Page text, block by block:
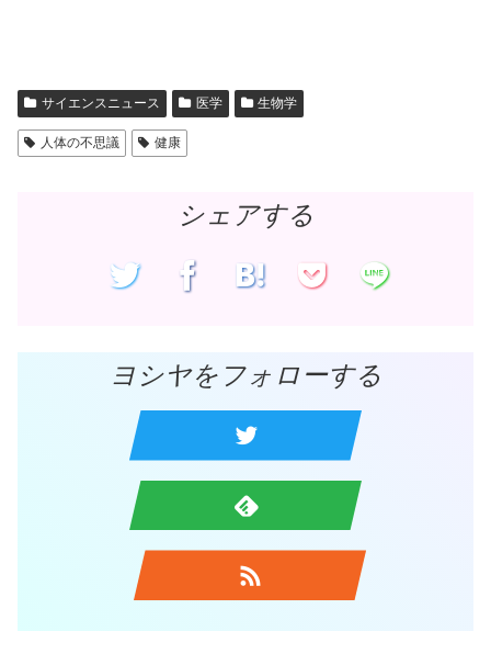
開
き
ま
す
)
サイエンスニュース 医学 生物学
人体の不思議 健康
シェアする
ヨシヤをフォローする